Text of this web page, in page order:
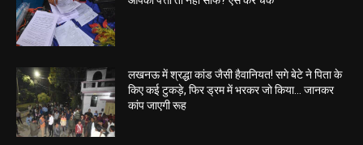
लखनऊ में श्रद्धा कांड जैसी हैवानियत! सगे बेटे ने पिता के
किए कई टुकड़े, फिर ड्रम में भरकर जो किया… जानकर
कांप जाएगी रूह